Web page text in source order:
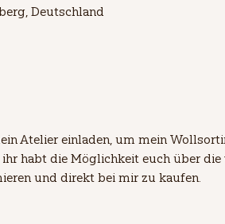
Deutschland
Atelier einladen, um mein
habt die Möglichkeit euch über die
und direkt bei mir zu kaufen.